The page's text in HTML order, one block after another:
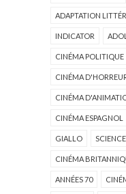
ADAPTATION
INDICATOR
CINÉMA POLITIQUE
CINÉMA
CINÉMA
CINÉMA ESPAGNOL
GIALLO
CINÉMA
ANNÉES 70